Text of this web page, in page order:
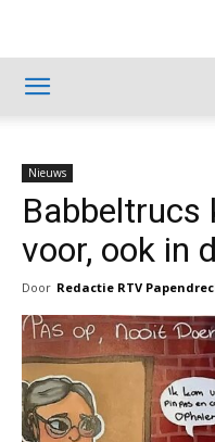
Nieuws
Babbeltrucs
voor, ook in
Door Redactie RTV